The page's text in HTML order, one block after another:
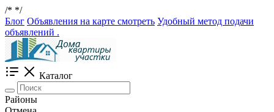
/* */
Блог Объявления на карте смотреть Удобный метод подачи
объявлений .
Каталог
Районы